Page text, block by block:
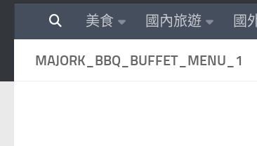
美食 國內旅遊 國
MAJORK_BBQ_BUFFET_MENU_1